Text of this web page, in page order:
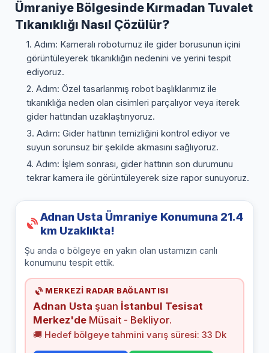
Ümraniye Bölgesinde Kırmadan Tuvalet
Tıkanıklığı Nasıl Çözülür?
1. Adım: Kameralı robotumuz ile gider borusunun içini
görüntüleyerek tıkanıklığın nedenini ve yerini tespit
ediyoruz.
2. Adım: Özel tasarlanmış robot başlıklarımız ile
tıkanıklığa neden olan cisimleri parçalıyor veya iterek
gider hattından uzaklaştırıyoruz.
3. Adım: Gider hattının temizliğini kontrol ediyor ve
suyun sorunsuz bir şekilde akmasını sağlıyoruz.
4. Adım: İşlem sonrası, gider hattının son durumunu
tekrar kamera ile görüntüleyerek size rapor sunuyoruz.
Adnan Usta Ümraniye Konumuna 21.4
km Uzaklıkta!
Şu anda o bölgeye en yakın olan ustamızın canlı
konumunu tespit ettik.
MERKEZİ RADAR BAĞLANTISI
Adnan Usta şuan İstanbul Tesisat
Merkez'deMüsait - Bekliyor.
🚚 Hedef bölgeye tahmini varış süresi: 33 Dk